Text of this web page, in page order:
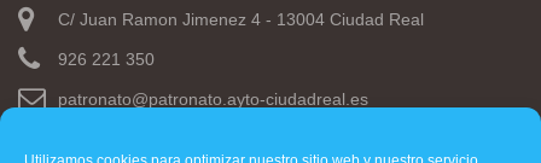
C/ Juan Ramon Jimenez 4 - 13004 Ciudad Real
926 221 350
patronato@patronato.ayto-ciudadreal.es